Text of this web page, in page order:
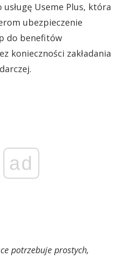
usługę Useme Plus, która
ubezpieczenie
do benefitów
konieczności zakładania
ad
potrzebuje prostych,